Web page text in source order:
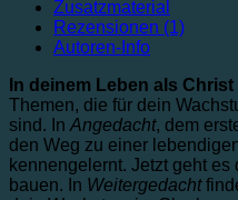
Zusatzmaterial
Rezensionen (1)
Autoren-Info
In deinem Leben als Christ
Themen, die für dein
sind. In Angedacht, dem
den Weg zu einer
kennengelernt. Jetzt geht
bauen. In Weitergedacht